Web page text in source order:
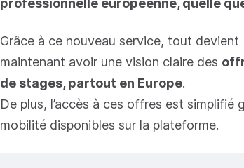
professionnelle européenne, quelle
Grâce à ce nouveau service, tout
maintenant avoir une vision claire des
de stages, partout en Europe.
De plus, l’accès à ces offres est simplifié
mobilité disponibles sur la plateforme.